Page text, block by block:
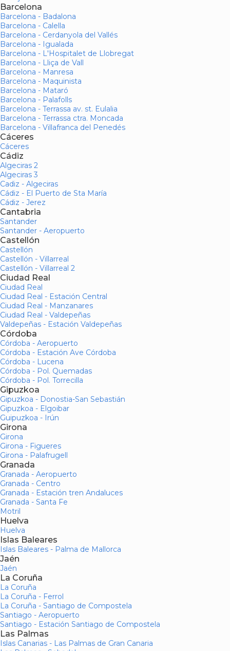
Barcelona
Barcelona - Badalona
Barcelona - Calella
Barcelona - Cerdanyola del Vallés
Barcelona - Igualada
Barcelona - L'Hospitalet de Llobregat
Barcelona - Lliça de Vall
Barcelona - Manresa
Barcelona - Maquinista
Barcelona - Mataró
Barcelona - Palafolls
Barcelona - Terrassa av. st. Eulalia
Barcelona - Terrassa ctra. Moncada
Barcelona - Villafranca del Penedés
Cáceres
Cáceres
Cádiz
Algeciras 2
Algeciras 3
Cadiz - Algeciras
Cádiz - El Puerto de Sta María
Cádiz - Jerez
Cantabria
Santander
Santander - Aeropuerto
Castellón
Castellón
Castellón - Villarreal
Castellón - Villarreal 2
Ciudad Real
Ciudad Real
Ciudad Real - Estación Central
Ciudad Real - Manzanares
Ciudad Real - Valdepeñas
Valdepeñas - Estación Valdepeñas
Córdoba
Córdoba - Aeropuerto
Córdoba - Estación Ave Córdoba
Córdoba - Lucena
Córdoba - Pol. Quemadas
Córdoba - Pol. Torrecilla
Gipuzkoa
Gipuzkoa - Donostia-San Sebastián
Gipuzkoa - Elgoibar
Guipuzkoa - Irún
Girona
Girona
Girona - Figueres
Girona - Palafrugell
Granada
Granada - Aeropuerto
Granada - Centro
Granada - Estación tren Andaluces
Granada - Santa Fe
Motril
Huelva
Huelva
Islas Baleares
Islas Baleares - Palma de Mallorca
Jaén
Jaén
La Coruña
La Coruña
La Coruña - Ferrol
La Coruña - Santiago de Compostela
Santiago - Aeropuerto
Santiago - Estación Santiago de Compostela
Las Palmas
Islas Canarias - Las Palmas de Gran Canaria